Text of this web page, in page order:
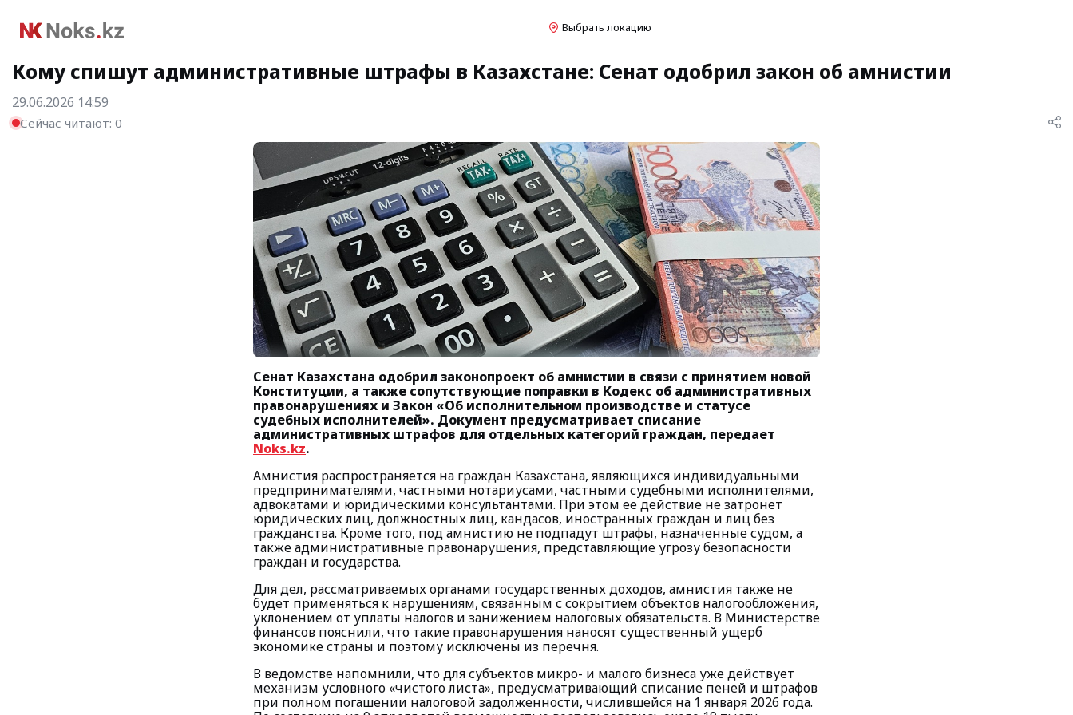
Выбрать локацию
Кому спишут административные штрафы в Казахстане: Сенат одобрил закон об амнистии
29.06.2026 14:59
Сейчас читают: 0
Сенат Казахстана одобрил законопроект об амнистии в связи с принятием новой
Конституции, а также сопутствующие поправки в Кодекс об административных
правонарушениях и Закон «Об исполнительном производстве и статусе
судебных исполнителей». Документ предусматривает списание
административных штрафов для отдельных категорий граждан, передает
Noks.kz.
Амнистия распространяется на граждан Казахстана, являющихся индивидуальными
предпринимателями, частными нотариусами, частными судебными исполнителями,
адвокатами и юридическими консультантами. При этом ее действие не затронет
юридических лиц, должностных лиц, кандасов, иностранных граждан и лиц без
гражданства. Кроме того, под амнистию не подпадут штрафы, назначенные судом, а
также административные правонарушения, представляющие угрозу безопасности
граждан и государства.
Для дел, рассматриваемых органами государственных доходов, амнистия также не
будет применяться к нарушениям, связанным с сокрытием объектов налогообложения,
уклонением от уплаты налогов и занижением налоговых обязательств. В Министерстве
финансов пояснили, что такие правонарушения наносят существенный ущерб
экономике страны и поэтому исключены из перечня.
В ведомстве напомнили, что для субъектов микро- и малого бизнеса уже действует
механизм условного «чистого листа», предусматривающий списание пеней и штрафов
при полном погашении налоговой задолженности, числившейся на 1 января 2026 года.